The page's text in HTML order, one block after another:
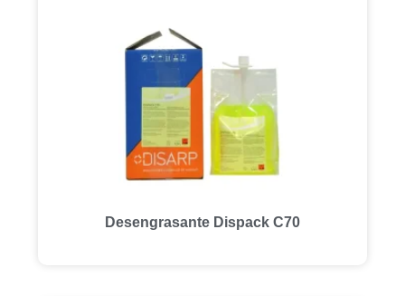
Desengrasante Dispack C70